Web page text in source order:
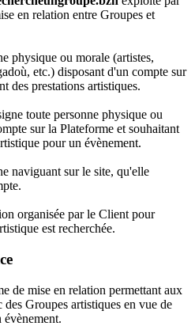
en relation entre Groupes et
physique ou morale (artistes,
etc.) disposant d'un compte sur
des prestations artistiques.
toute personne physique ou
sur la Plateforme et souhaitant
pour un évènement.
naviguant sur le site, qu'elle
organisée par le Client pour
est recherchée.
de mise en relation permettant aux
Groupes artistiques en vue de
évènement.